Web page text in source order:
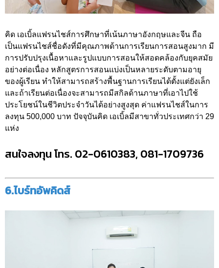
คิด เอเบิ้ลแฟรนไชส์การศึกษาที่เน้นภาษาอังกฤษและจีน ถือ
เป็นแฟรนไชส์ชื่อดังที่มีคุณภาพด้านการเรียนการสอนสูงมาก มี
การปรับปรุงเนื้อหาและรูปแบบการสอนให้สอดคล้องกับยุคสมัย
อย่างต่อเนื่อง หลักสูตรการสอนแบ่งเป็นหลายระดับตามอายุ
ของผู้เรียน ทำให้สามารถสร้างพื้นฐานการเรียนได้ตั้งแต่ยังเล็ก
และถ้าเรียนต่อเนื่องจะสามารถมีสกิลด้านภาษาที่เอาไปใช้
ประโยชน์ในชีวิตประจำวันได้อย่างสูงสุด ค่าแฟรนไชส์ในการ
ลงทุน 500,000 บาท ปัจจุบันคิด เอเบิ้ลมีสาขาทั่วประเทศกว่า 29
แห่ง
สนใจลงทุน โทร. 02-0610383, 081-1709736
6.ไบร์ทอัพคิดส์